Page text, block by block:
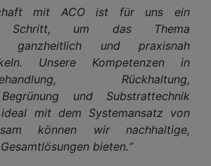
mit ACO ist für uns ein
Schritt, um das Thema
ganzheitlich und praxisnah
Unsere Kompetenzen in
Behandlung, Rückhaltung,
und Substrattechnik
mit dem Systemansatz von
können wir nachhaltige,
bieten.“